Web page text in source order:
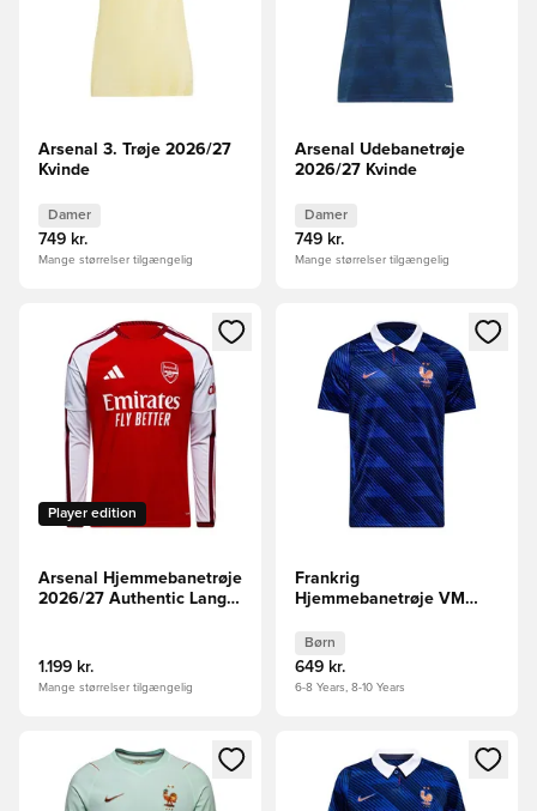
Arsenal 3. Trøje 2026/27
Kvinde
Damer
749 kr.
Mange størrelser tilgængelig
Arsenal Udebanetrøje
2026/27 Kvinde
Damer
749 kr.
Mange størrelser tilgængelig
Åbner en Modal til at logge ind eller tilmelde dig som
Player edition
Arsenal Hjemmebanetrøje
2026/27 Authentic Lange
1.199 kr.
Mange størrelser tilgængelig
Åbner en Modal til at logge
Frankrig
Hjemmebanetrøje VM
Børn
649 kr.
6-8 Years, 8-10 Years
Åbner en Modal til at logge ind eller tilmelde dig som
Åbner en Modal til at logge